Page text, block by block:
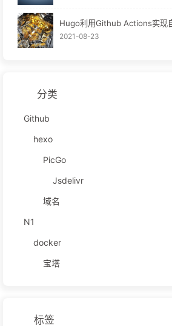
Hugo利用Github Actions实现
2021-08-23
分类
Github
hexo
PicGo
Jsdelivr
域名
N1
docker
宝塔
标签